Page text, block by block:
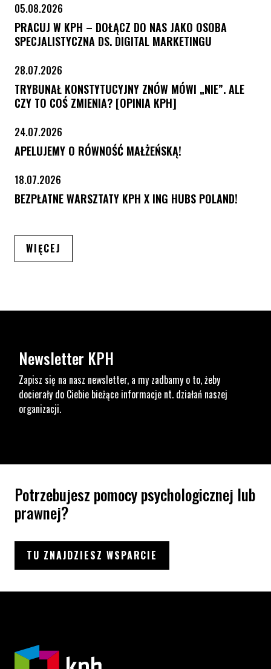
05.08.2026
PRACUJ W KPH – DOŁĄCZ DO NAS JAKO OSOBA
SPECJALISTYCZNA DS. DIGITAL MARKETINGU
28.07.2026
TRYBUNAŁ KONSTYTUCYJNY ZNÓW MÓWI „NIE”. ALE
CZY TO COŚ ZMIENIA? [OPINIA KPH]
24.07.2026
APELUJEMY O RÓWNOŚĆ MAŁŻEŃSKĄ!
18.07.2026
BEZPŁATNE WARSZTATY KPH X ING HUBS POLAND!
WIĘCEJ
Newsletter KPH
Zapisz się na nasz newsletter, a my zadbamy o to, żeby
docierały do Ciebie bieżące informacje nt. działań naszej
organizacji.
Potrzebujesz pomocy psychologicznej lub
prawnej?
TU ZNAJDZIESZ WSPARCIE